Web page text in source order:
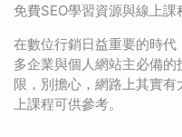
免費SEO學習資源與線上
在數位行銷日益重要的時
多企業與個人網站主必備
限，別擔心，網路上其實
上課程可供參考。